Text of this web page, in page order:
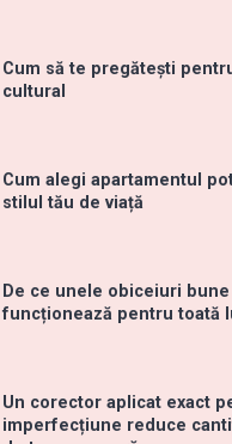
Cum să te pregătești
cultural
Cum alegi apartamentul
stilul tău de viață
De ce unele obiceiuri bune
funcționează pentru toată
Un corector aplicat exact
imperfecțiune reduce